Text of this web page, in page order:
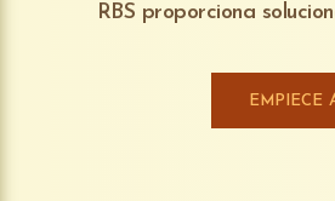
RBS proporciona
EMPIECE